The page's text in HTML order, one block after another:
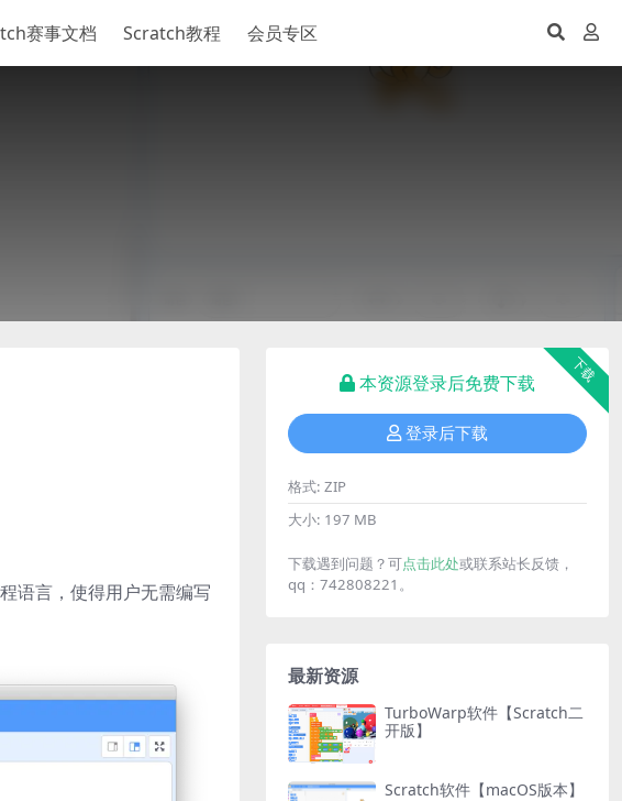
赛事文档 Scratch教程 会员专区
语言，使得用户无需编写
下载
本资源登录后免费下载
登录后下载
格式: ZIP
大小: 197 MB
下载遇到问题？可点击此处或联系站长反馈，
qq：742808221。
最新资源
TurboWarp软件【Scratch二
开版】
Scratch软件【macOS版本】